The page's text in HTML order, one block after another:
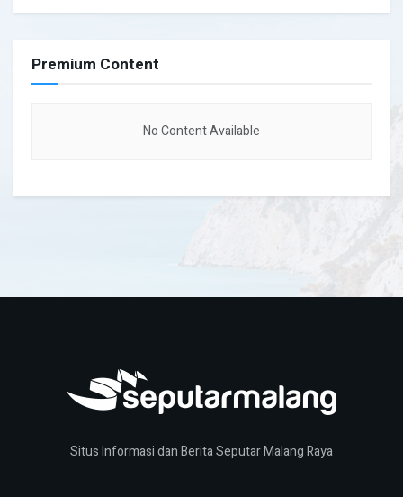
Premium Content
No Content Available
Situs Informasi dan Berita Seputar Malang Raya